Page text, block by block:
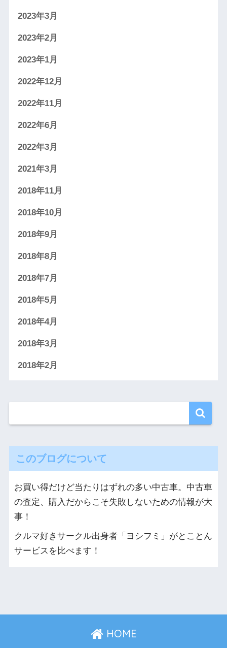
2023年3月
2023年2月
2023年1月
2022年12月
2022年11月
2022年6月
2022年3月
2021年3月
2018年11月
2018年10月
2018年9月
2018年8月
2018年7月
2018年5月
2018年4月
2018年3月
2018年2月
このブログについて
お買い得だけど当たりはずれの多い中古車。中古車
の査定、購入だからこそ失敗しないための情報が大
事！
クルマ好きサークル出身者「ヨシフミ」がとことん
サービスを比べます！
HOME